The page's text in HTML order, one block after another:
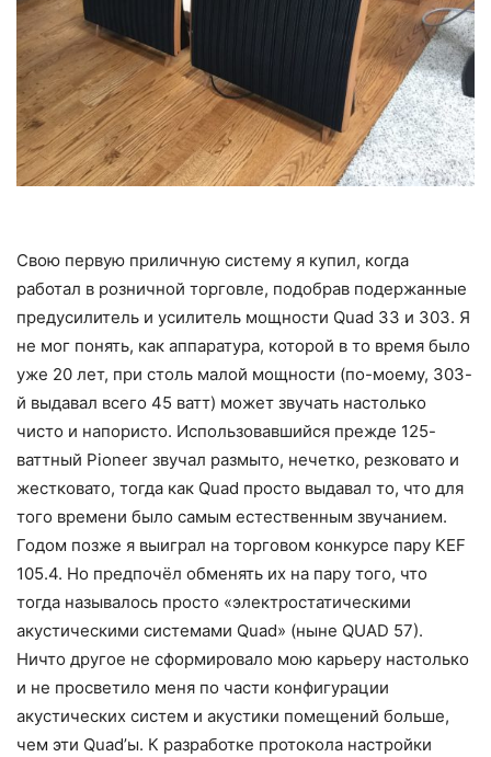
Свою первую приличную систему я купил, когда
работал в розничной торговле, подобрав подержанные
предусилитель и усилитель мощности Quad 33 и 303. Я
не мог понять, как аппаратура, которой в то время было
уже 20 лет, при столь малой мощности (по-моему, 303-
й выдавал всего 45 ватт) может звучать настолько
чисто и напористо. Использовавшийся прежде 125-
ваттный Pioneer звучал размыто, нечетко, резковато и
жестковато, тогда как Quad просто выдавал то, что для
того времени было самым естественным звучанием.
Годом позже я выиграл на торговом конкурсе пару KEF
105.4. Но предпочёл обменять их на пару того, что
тогда называлось просто «электростатическими
акустическими системами Quad» (ныне QUAD 57).
Ничто другое не сформировало мою карьеру настолько
и не просветило меня по части конфигурации
акустических систем и акустики помещений больше,
чем эти Quad’ы. К разработке протокола настройки